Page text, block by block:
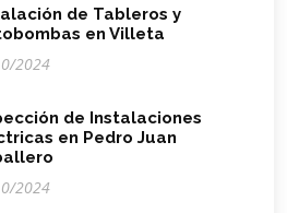
de Tableros y
en Villeta
2024
de Instalaciones
en Pedro Juan
2024